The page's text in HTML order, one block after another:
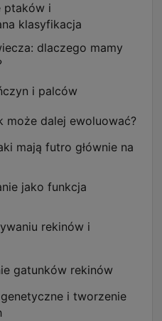
ptaków i
klasyfikacja
dlaczego mamy
i palców
może dalej ewoluować?
mają futro głównie na
jako funkcja
rekinów i
gatunków rekinów
i tworzenie